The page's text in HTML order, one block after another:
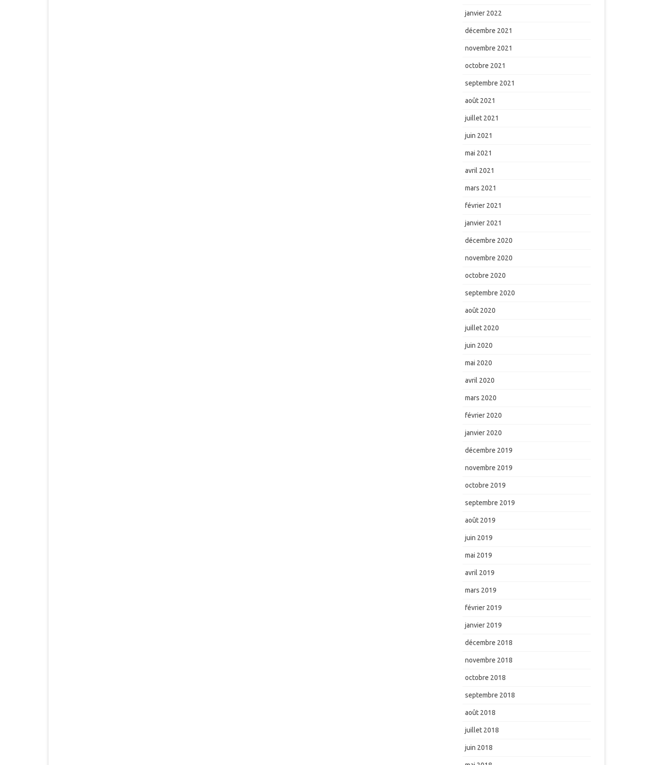
janvier 2022
décembre 2021
novembre 2021
octobre 2021
septembre 2021
août 2021
juillet 2021
juin 2021
mai 2021
avril 2021
mars 2021
février 2021
janvier 2021
décembre 2020
novembre 2020
octobre 2020
septembre 2020
août 2020
juillet 2020
juin 2020
mai 2020
avril 2020
mars 2020
février 2020
janvier 2020
décembre 2019
novembre 2019
octobre 2019
septembre 2019
août 2019
juin 2019
mai 2019
avril 2019
mars 2019
février 2019
janvier 2019
décembre 2018
novembre 2018
octobre 2018
septembre 2018
août 2018
juillet 2018
juin 2018